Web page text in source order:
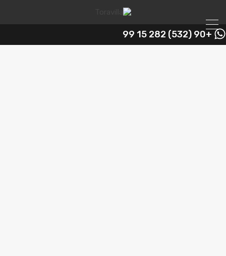
+90 (532) 282 15 99